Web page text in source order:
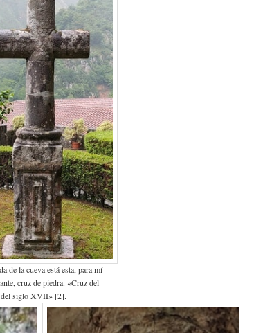
de la cueva está esta, para mí
cruz de piedra. «Cruz del
del siglo XVII» [2].